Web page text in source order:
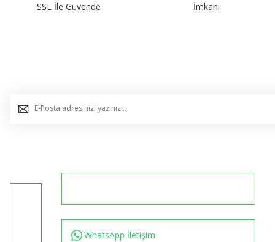
SSL İle Güvende
İmkanı
WhatsApp İletişim